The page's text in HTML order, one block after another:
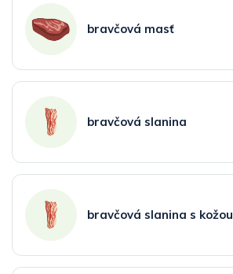
bravčová masť
bravčová slanina
bravčová slanina s kožou